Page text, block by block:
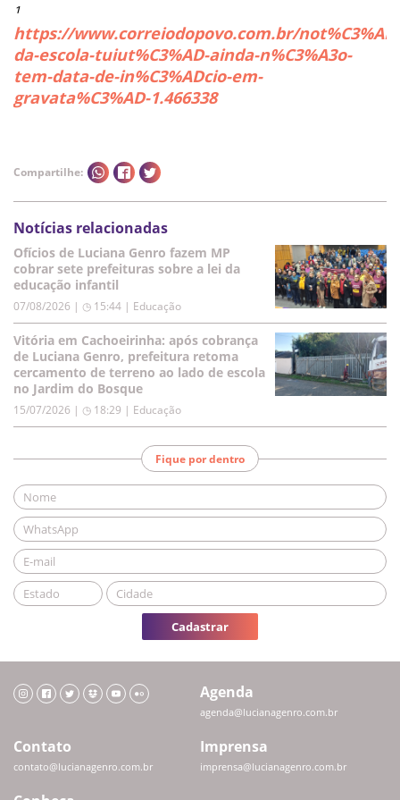
¹
https://www.correiodopovo.com.br/
da-escola-tuiut%C3%AD-ainda-n%C3%A3o-
tem-data-de-in%C3%ADcio-em-
gravata%C3%AD-1.466338
Compartilhe:
Notícias relacionadas
Ofícios de Luciana Genro fazem MP
cobrar sete prefeituras sobre a lei da
educação infantil
07/08/2026 | ◷ 15:44 | Educação
Vitória em Cachoeirinha: após cobrança
de Luciana Genro, prefeitura retoma
cercamento de terreno ao lado de escola
no Jardim do Bosque
15/07/2026 | ◷ 18:29 | Educação
Fique por dentro
Cadastrar
Agenda
agenda@lucianagenro.com.br
Contato
contato@lucianagenro.com.br
Imprensa
imprensa@lucianagenro.com.br